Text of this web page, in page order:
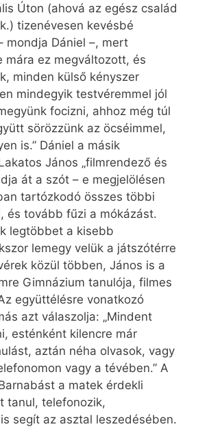
Úton (ahová az egész család
tizenévesen kevésbé
mondja Dániel –, mert
mára ez megváltozott, és
minden külső kényszer
mindegyik testvéremmel jól
focizni, ahhoz még túl
sörözzünk az öcséimmel,
is.” Dániel a másik
János „filmrendező és
át a szót – e megjelölésen
tartózkodó összes többi
és tovább fűzi a mókázást.
legtöbbet a kisebb
lemegy velük a játszótérre
közül többen, János is a
Gimnázium tanulója, filmes
együttélésre vonatkozó
azt válaszolja: „Mindent
esténként kilencre már
aztán néha olvasok, vagy
vagy a tévében.” A
a matek érdekli
tanul, telefonozik,
segít az asztal leszedésében.